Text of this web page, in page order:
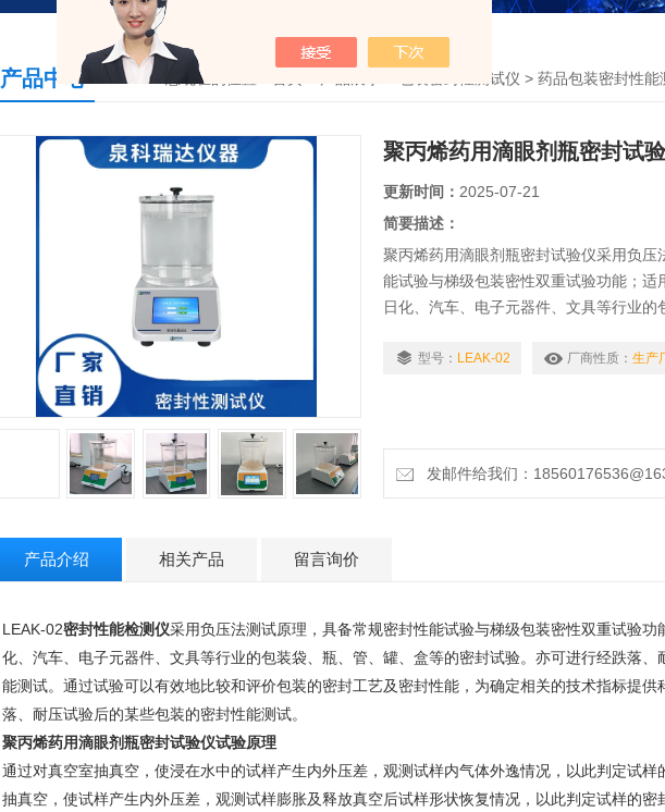
产品中心 您现在的位置： 包装密封性测试仪 > 药品包装密封性能
聚丙烯药用滴眼剂瓶密封试
更新时间： 2025-07-21
简要描述：
聚丙烯药用滴眼剂瓶密封试验仪采用负压
能试验与梯级包装密性双重试验功能；适
日化、汽车、电子元器件、文具等行业的
型号： LEAK-02 厂商性质： 生产
发邮件给我们：
产品介绍 相关产品 留言询价
LEAK-02密封性能检测仪采用负压法测试原理，具备常规密封性能试验与梯级包装密性双重试验功
化、汽车、电子元器件、文具等行业的包装袋、瓶、管、罐、盒等的密封试验。亦可进行经跌落、
能测试。通过试验可以有效地比较和评价包装的密封工艺及密封性能，为确定相关的技术指标提供
落、耐压试验后的某些包装的密封性能测试。
聚丙烯药用滴眼剂瓶密封试验仪试验原理
通过对真空室抽真空，使浸在水中的试样产生内外压差，观测试样内气体外逸情况，以此判定试样
抽真空，使试样产生内外压差，观测试样膨胀及释放真空后试样形状恢复情况，以此判定试样的密